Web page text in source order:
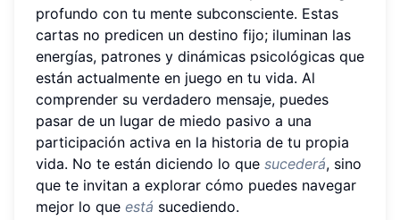
profundo con tu mente subconsciente. Estas
cartas no predicen un destino fijo; iluminan las
energías, patrones y dinámicas psicológicas que
están actualmente en juego en tu vida. Al
comprender su verdadero mensaje, puedes
pasar de un lugar de miedo pasivo a una
participación activa en la historia de tu propia
vida. No te están diciendo lo que sucederá, sino
que te invitan a explorar cómo puedes navegar
mejor lo que está sucediendo.